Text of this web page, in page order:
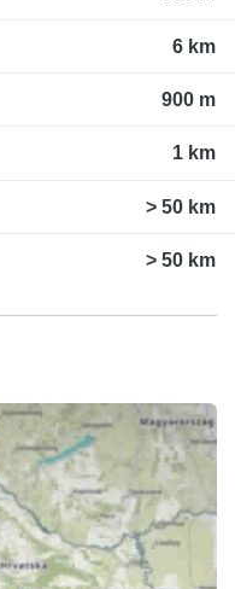
6 km
900 m
1 km
> 50 km
> 50 km